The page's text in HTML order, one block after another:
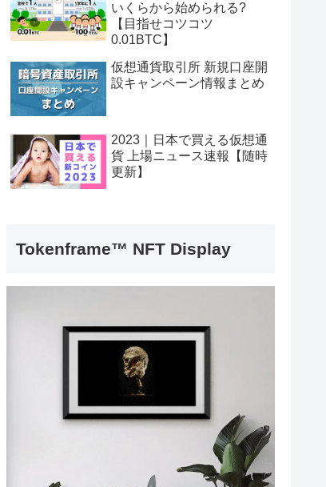
いくらから始められる?
【目指せコツコツ
0.01BTC】
仮想通貨取引所 新規口座開
設キャンペーン情報まとめ
2023｜日本で買える仮想通
貨 上場ニュース速報【随時
更新】
Tokenframe™ NFT Display